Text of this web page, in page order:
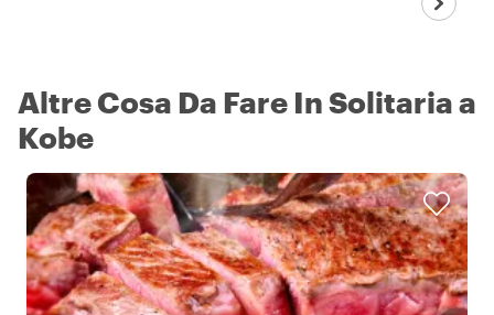
Altre Cosa Da Fare In Solitaria a
Kobe